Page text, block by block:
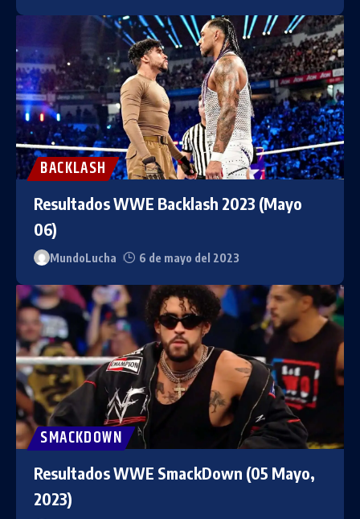
BACKLASH
Resultados WWE Backlash 2023 (Mayo
06)
MundoLucha 6 de mayo del 2023
SMACKDOWN
Resultados WWE SmackDown (05 Mayo,
2023)